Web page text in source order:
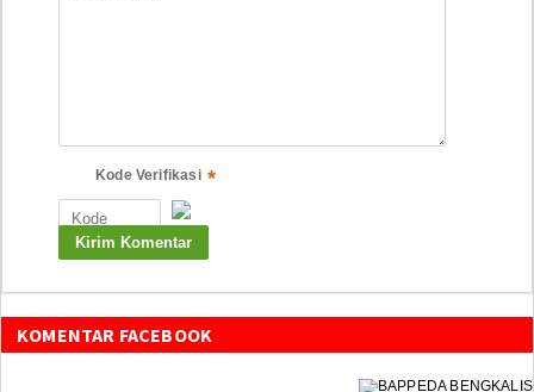
Kode Verifikasi *
KOMENTAR FACEBOOK